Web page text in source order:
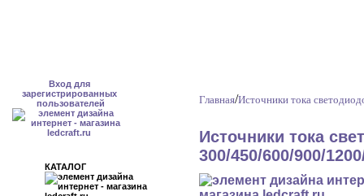
Вход для
зарегистрированных
пользователей
КАТАЛОГ
Главная/Источники тока
Источники тока
300/450/600/900/